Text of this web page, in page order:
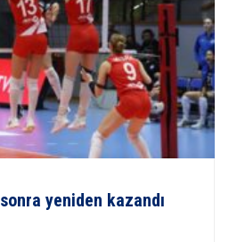
yeniden kazandı